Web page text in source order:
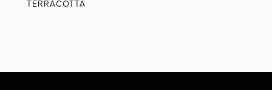
TERRACOTTA